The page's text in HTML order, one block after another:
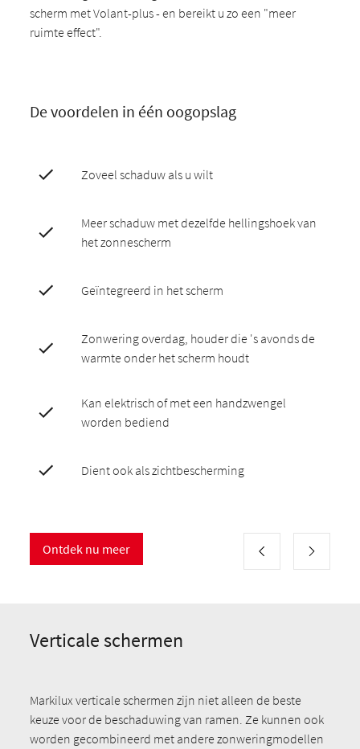
scherm met Volant-plus - en bereikt u zo een "meer
ruimte effect".
De voordelen in één oogopslag
Zoveel schaduw als u wilt
Meer schaduw met dezelfde hellingshoek van
het zonnescherm
Geïntegreerd in het scherm
Zonwering overdag, houder die 's avonds de
warmte onder het scherm houdt
Kan elektrisch of met een handzwengel
worden bediend
Dient ook als zichtbescherming
Ontdek nu meer
Verticale schermen
Markilux verticale schermen zijn niet alleen de beste
keuze voor de beschaduwing van ramen. Ze kunnen ook
worden gecombineerd met andere zonweringmodellen